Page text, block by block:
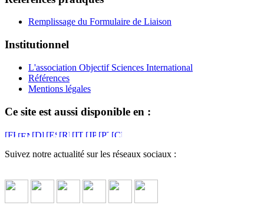
Remplissage du Formulaire de Liaison
Institutionnel
L'association Objectif Sciences International
Références
Mentions légales
Ce site est aussi disponible en :
Suivez notre actualité sur les réseaux sociaux :